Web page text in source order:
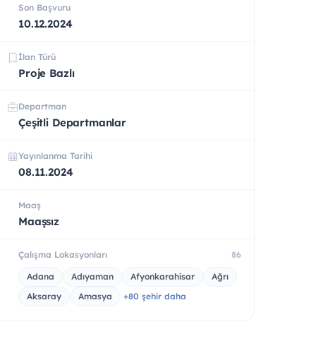
Son Başvuru
10.12.2024
İlan Türü
Proje Bazlı
Departman
Çeşitli Departmanlar
Yayınlanma Tarihi
08.11.2024
Maaş
Maaşsız
Çalışma Lokasyonları 86
Adana Adıyaman Afyonkarahisar
Ağrı
Aksaray
Amasya +80 şehir daha